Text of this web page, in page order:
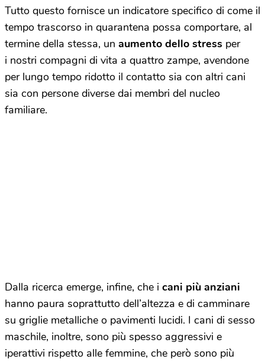
Tutto questo fornisce un indicatore specifico di come il
tempo trascorso in quarantena possa comportare, al
termine della stessa, un aumento dello stress per
i nostri compagni di vita a quattro zampe, avendone
per lungo tempo ridotto il contatto sia con altri cani
sia con persone diverse dai membri del nucleo
familiare.
Dalla ricerca emerge, infine, che i cani più anziani
hanno paura soprattutto dell’altezza e di camminare
su griglie metalliche o pavimenti lucidi. I cani di sesso
maschile, inoltre, sono più spesso aggressivi e
iperattivi rispetto alle femmine, che però sono più